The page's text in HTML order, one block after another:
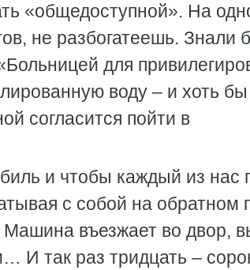
«общедоступной». На
не разбогатеешь. Знали
для
воду – и хоть
согласится пойти в
и чтобы каждый из нас
с собой на обратном
въезжает во двор,
И так раз тридцать –